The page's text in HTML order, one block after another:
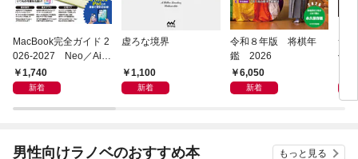
MacBook完全ガイド 2
026-2027 Neo／Air
／Pro対応
1,740
新着
虚ろな境界
1,100
新着
令和８年版 将棋年
鑑 2026
6,050
新着
つ
像
男性向けラノベのおすすめ本 もっと見る